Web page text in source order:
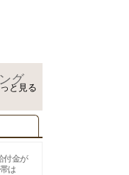
グ
と見る
付金が
は